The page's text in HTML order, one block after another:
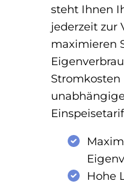
steht Ihnen
jederzeit zur
maximieren
Hohe